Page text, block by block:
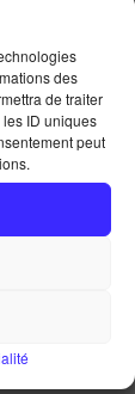
des
de traiter
ID uniques
peut
Rock